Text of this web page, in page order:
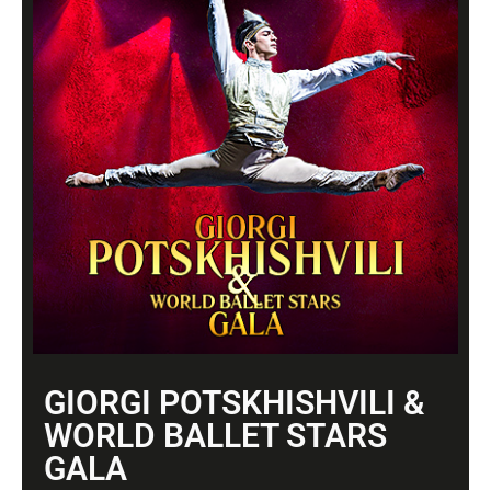
DORNRÖSSCHEN
GIORGI POTSKHISHVILI &
WORLD BALLET STARS
GALA